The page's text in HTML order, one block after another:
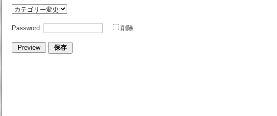
Password: 削除